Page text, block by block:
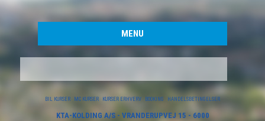
MENU
BIL KURSER MC KURSER KURSER ERHVERV BOOKING HANDELSBETINGELSER
KTA-KOLDING A/S - VRANDERUPVEJ 15 - 6000